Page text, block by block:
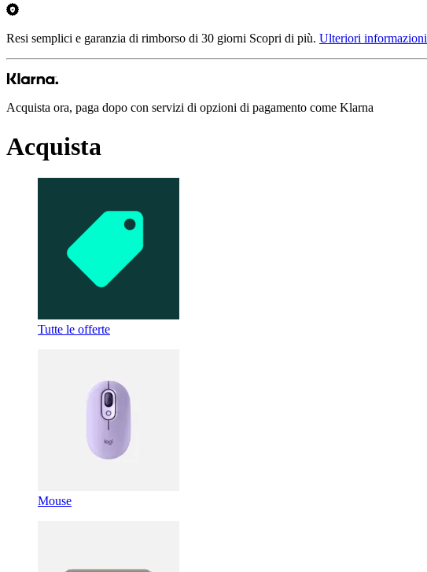
Resi semplici e garanzia di rimborso di 30 giorni Scopri di più. Ulteriori informazioni
Acquista ora, paga dopo con servizi di opzioni di pagamento come Klarna
Acquista
Tutte le offerte
Mouse